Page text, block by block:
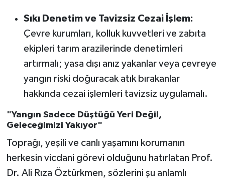
Sıkı Denetim ve Tavizsiz Cezai İşlem:
Çevre kurumları, kolluk kuvvetleri ve zabıta
ekipleri tarım arazilerinde denetimleri
artırmalı; yasa dışı anız yakanlar veya çevreye
yangın riski doğuracak atık bırakanlar
hakkında cezai işlemleri tavizsiz uygulamalı.
"Yangın Sadece Düştüğü Yeri Değil,
Geleceğimizi Yakıyor"
Toprağı, yeşili ve canlı yaşamını korumanın
herkesin vicdani görevi olduğunu hatırlatan Prof.
Dr. Ali Rıza Öztürkmen, sözlerini şu anlamlı